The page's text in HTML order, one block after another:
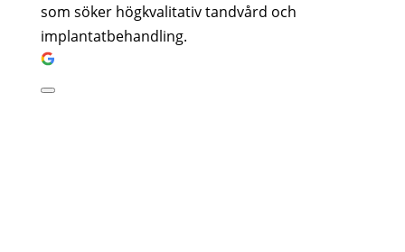
som söker högkvalitativ tandvård och
implantatbehandling.